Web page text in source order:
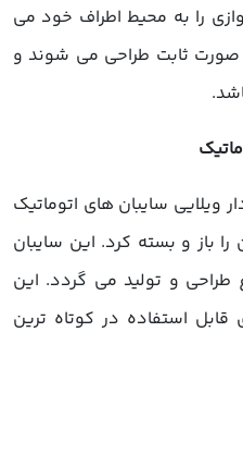
را به محیط اطراف خود می
صورت ثابت طراحی می شوند و
ویلایی سایبان های اتوماتیک
باز و بسته کرد. این سایبان
و تولید می گردد. این
استفاده در کوتاه ترین